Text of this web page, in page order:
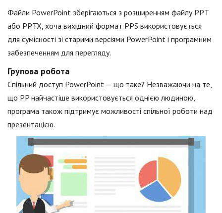
Файли PowerPoint зберігаються з розширенням файлу PPT
або PPTX, хоча вихідний формат PPS використовується
для сумісності зі старими версіями PowerPoint і програмним
забезпеченням для перегляду.
Групова робота
Спільний доступ PowerPoint — що таке? Незважаючи на те,
що PP найчастіше використовується однією людиною,
програма також підтримує можливості спільної роботи над
презентацією.